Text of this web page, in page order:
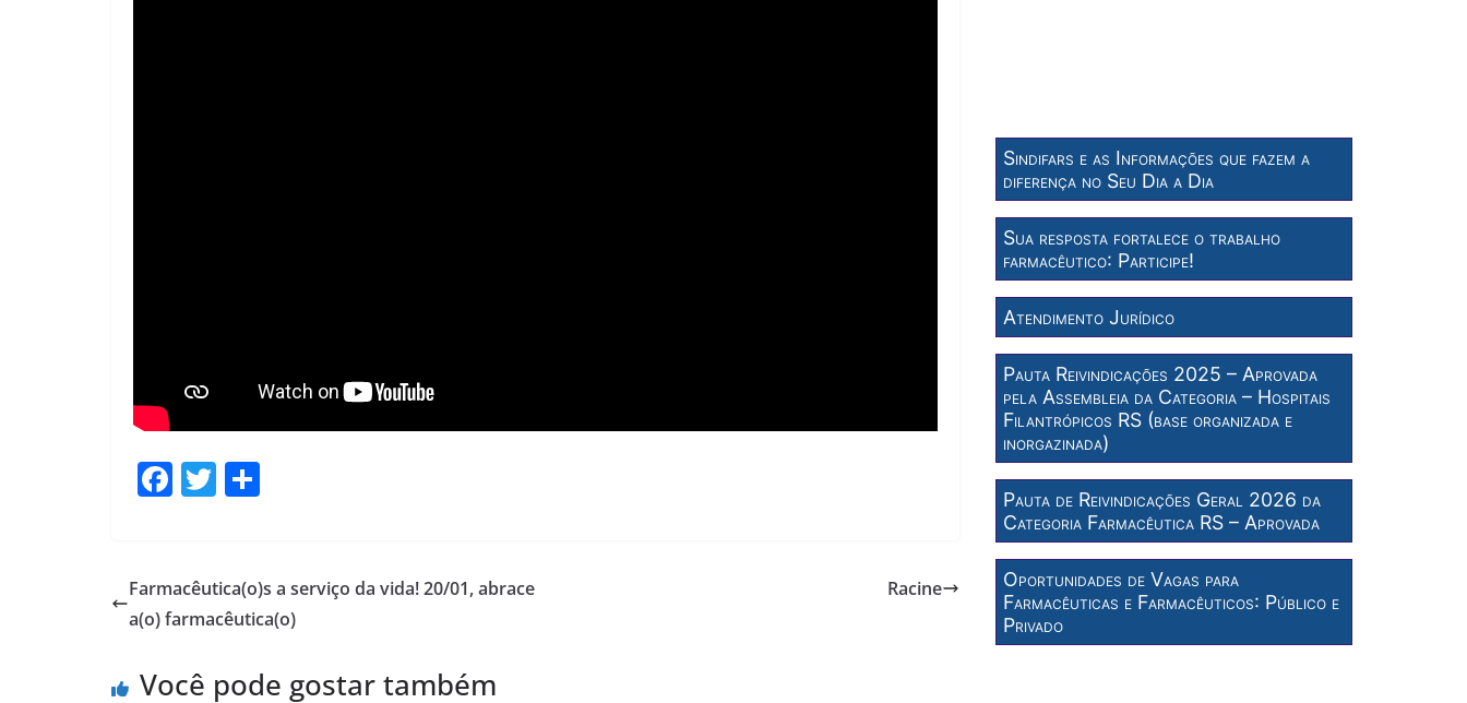
F
b
o
k
T
er e
Farmacêutica(o)s a serviço da vida! 20/01, abrace
a(o) farmacêutica(o)
Racine
Você pode gostar também
Sindifars e as Informações que fazem a
diferença no Seu Dia a Dia
Sua resposta fortalece o trabalho
farmacêutico: Participe!
Atendimento Jurídico
Pauta Reivindicações 2025 – Aprovada
pela Assembleia da Categoria – Hospitais
Filantrópicos RS (base organizada e
inorgazinada)
Pauta de Reivindicações Geral 2026 da
Categoria Farmacêutica RS – Aprovada
Oportunidades de Vagas para
Farmacêuticas e Farmacêuticos: Público e
Privado